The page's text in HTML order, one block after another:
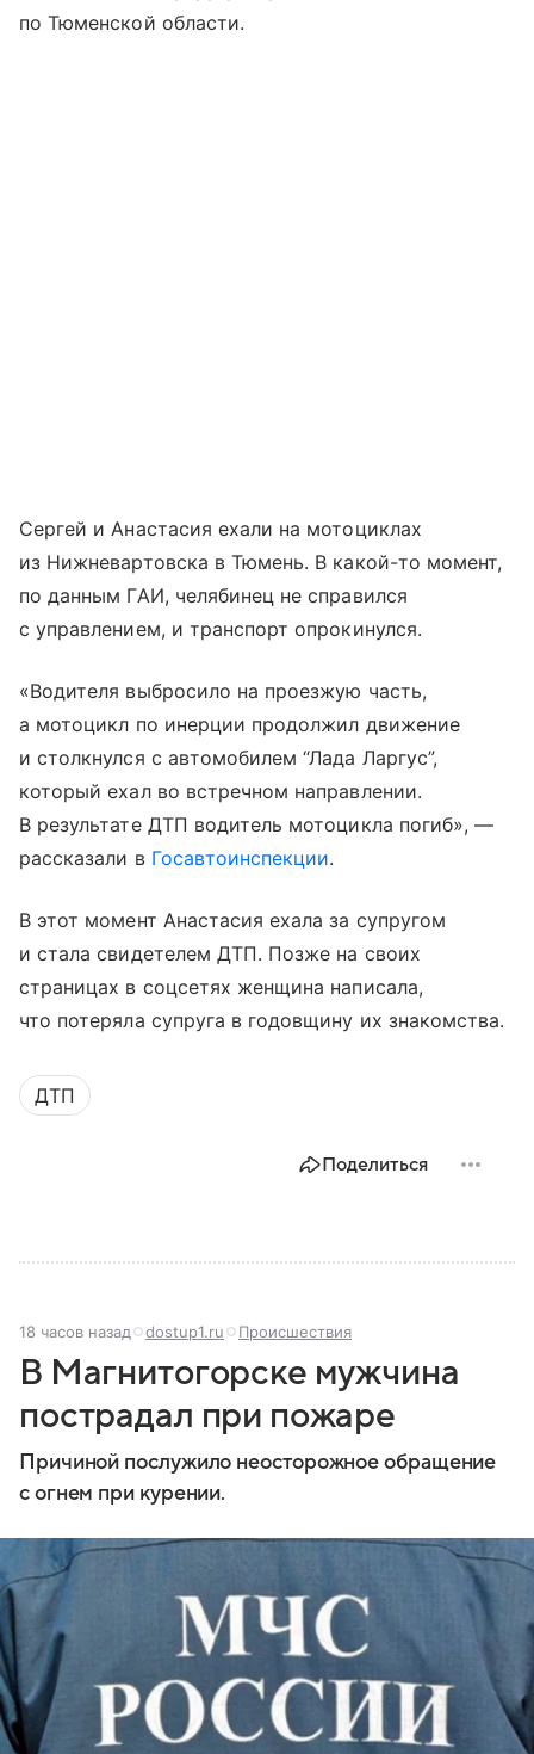
по Тюменской области.
Сергей и Анастасия ехали на мотоциклах
из Нижневартовска в Тюмень. В какой-то момент,
по данным ГАИ, челябинец не справился
с управлением, и транспорт опрокинулся.
«Водителя выбросило на проезжую часть,
а мотоцикл по инерции продолжил движение
и столкнулся с автомобилем “Лада Ларгус”,
который ехал во встречном направлении.
В результате ДТП водитель мотоцикла погиб», —
рассказали в Госавтоинспекции.
В этот момент Анастасия ехала за супругом
и стала свидетелем ДТП. Позже на своих
страницах в соцсетях женщина написала,
что потеряла супруга в годовщину их знакомства.
ДТП
Поделиться
18 часов назад dostup1.ru Происшествия
В Магнитогорске мужчина
пострадал при пожаре
Причиной послужило неосторожное обращение
с огнем при курении.